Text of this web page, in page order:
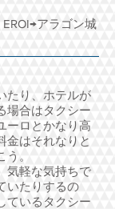
EROI→アラゴン城
たり、ホテルが
場合はタクシー
ーロとかなり高
金はそれなりと
。
気軽な気持ちで
いたりするの
ているタクシー